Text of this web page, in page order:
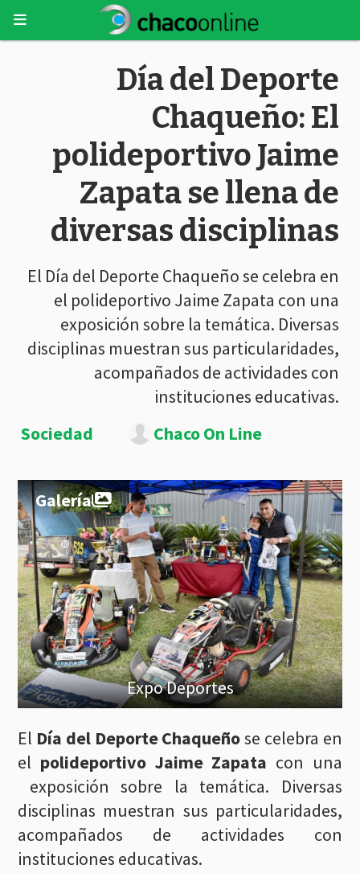
Día del Deporte
Chaqueño: El
polideportivo Jaime
Zapata se llena de
diversas disciplinas
El Día del Deporte Chaqueño se celebra en
el polideportivo Jaime Zapata con una
exposición sobre la temática. Diversas
disciplinas muestran sus particularidades,
acompañados de actividades con
instituciones educativas.
Sociedad
Chaco On Line
Expo Deportes
Galería
El Día del Deporte Chaqueñose celebra en
el polideportivo Jaime Zapata con una
exposición sobre la temática. Diversas
disciplinas muestran sus particularidades,
acompañados de actividades con
instituciones educativas.